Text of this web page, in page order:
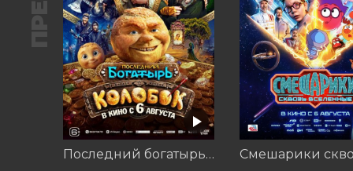
Последний богатырь. Колобок